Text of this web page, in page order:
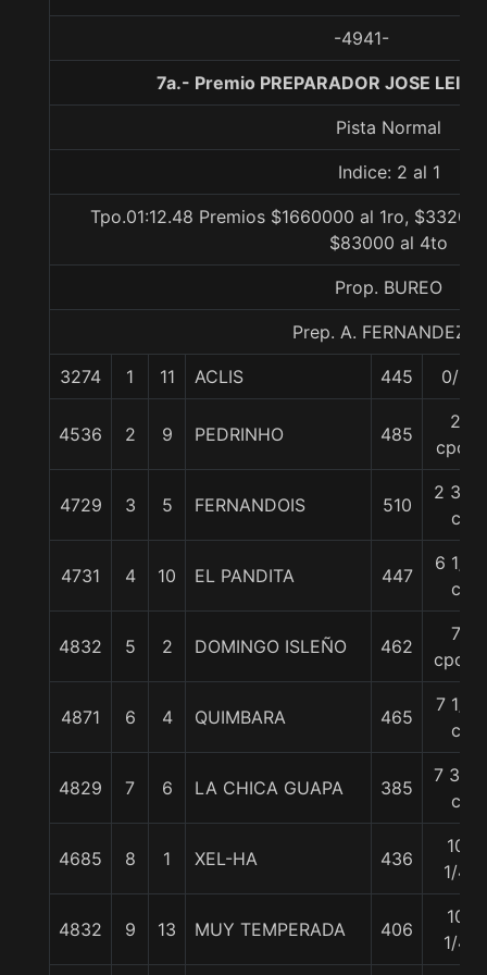
-4941-
7a.- Premio PREPARADOR JOSE
Pista Normal
Indice: 2 al 1
Tpo.01:12.48 Premios $1660000 al 1ro,
$83000 al 4to
Prop. BUREO
Prep. A. FERNANDEZ L.
3274 1 11 ACLIS 445 0/0
4536 2 9 PEDRINHO 485
2
cpos
4729 3 5 FERNANDOIS 510
2 3/4
c
4731 4 10 EL PANDITA 447
6 1/2
c
4832 5 2 DOMINGO ISLEÑO 462
7
cpos.
4871 6 4 QUIMBARA 465
7 1/4
c
4829 7 6 LA CHICA GUAPA 385
7 3/4
c
4685 8 1 XEL-HA 436
10
1/4
4832 9 13 MUY TEMPERADA 406
10
1/4